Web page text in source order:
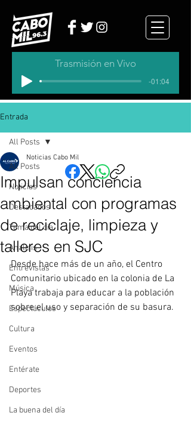
Trasmisión en Vivo
-01:04
Entrada
All Posts
Noticias
Destacados
Tema del dia
Analisis
Entrevistas
Música
Espectáculos
Cultura
Eventos
Entérate
Deportes
La buena del día
All Posts
Impulsan conciencia
ambiental con programas
de reciclaje, limpieza y
talleres en SJC
Noticias Cabo Mil
Desde hace más de un año, el Centro
Comunitario ubicado en la colonia de La
Playa trabaja para educar a la población
sobre el uso y separación de su basura.